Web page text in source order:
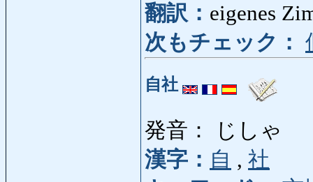
翻訳： eigenes
次もチェック：
自社
発音： じしゃ
漢字： 自 , 社